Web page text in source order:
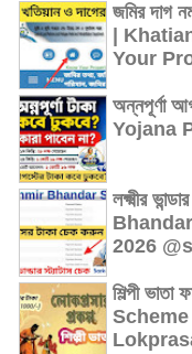
জমির দাগ
|
Your
অন্নপূর্ণা
Yojana
লক্ষ্মীর
2026
শিল্পী